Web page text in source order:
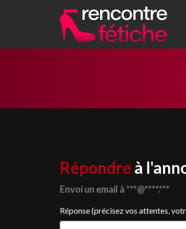
Répondre à
Envoi un email à ***@****.***
Réponse (précisez vos attentes,